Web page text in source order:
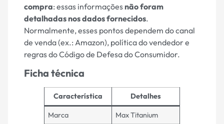
compra: essas informaçõesnão foram
detalhadas nos dados fornecidos.
Normalmente, esses pontos dependem do canal
de venda (ex.: Amazon), política do vendedor e
regras do Código de Defesa do Consumidor.
Ficha técnica
Característica Detalhes
Marca
Max Titanium